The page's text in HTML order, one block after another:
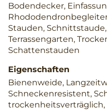
Bodendecker,
Stauden,
Terrassengarten,
Schattenstauden
Eigenschaften
Bienenweide,
Schneckenresistent,